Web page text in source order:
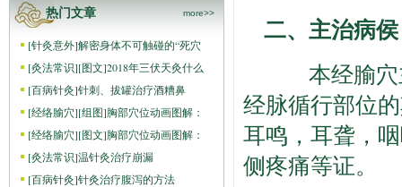
热门文章 more>>
[针灸意外]解密身体不可触碰的“死穴
[灸法常识][图文]2018年三伏天灸什么
[百病针灸]针刺、拔罐治疗酒糟鼻
[经络腧穴][组图]胸部穴位动画图解：
[经络腧穴][图文]胸部穴位动画图解：
[灸法常识]温针灸治疗崩漏
[百病针灸]针灸治疗腹泻的方法
二、主治病侯
本经腧穴
经脉循行部位
耳鸣，耳聋，
侧疼痛等证。